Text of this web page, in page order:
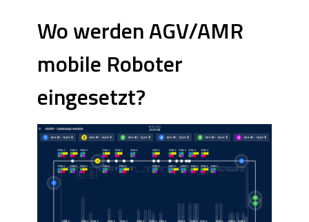
Wo werden AGV/AMR
mobile Roboter
eingesetzt?